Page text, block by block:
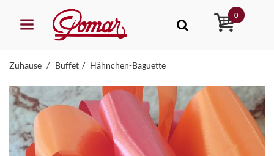
0
Zuhause Buffet Hähnchen-Baguette